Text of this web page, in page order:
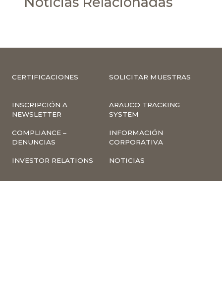
CERTIFICACIONES SOLICITAR MUESTRAS
INSCRIPCIÓN A
NEWSLETTER
ARAUCO TRACKING
SYSTEM
COMPLIANCE –
DENUNCIAS
INFORMACIÓN
CORPORATIVA
INVESTOR RELATIONS NOTICIAS